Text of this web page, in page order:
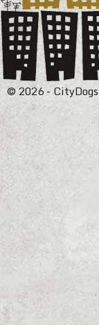
© 2026 - CityDogs